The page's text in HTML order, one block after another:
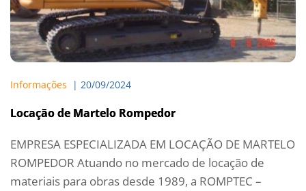
Informações
  |
20/09/2024
Locação de Martelo Rompedor
EMPRESA ESPECIALIZADA EM LOCAÇÃO DE MARTELO
ROMPEDOR Atuando no mercado de locação de
materiais para obras desde 1989, a ROMPTEC –